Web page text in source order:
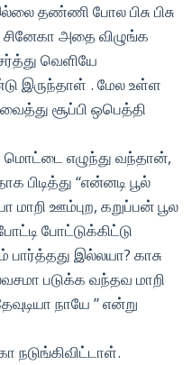
தண்ணி போல பிசு பிசு
அதை விழுங்க
வெளியே
. மேல உள்ள
சூப்பி ஒபெத்தி
எழுந்து வந்தான்,
“என்னடி பூல்
மாறி ஊம்புற, கறுப்பன் பூல
போட்டுக்கிட்டு
பார்த்தது இல்லயா? காசு
படுக்க வந்தவ மாறி
நாயே ” என்று